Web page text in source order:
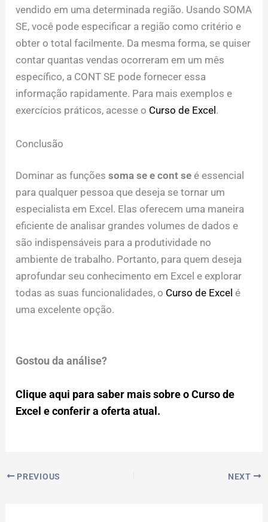
vendido em uma determinada região. Usando SOMA
SE, você pode especificar a região como critério e
obter o total facilmente. Da mesma forma, se quiser
contar quantas vendas ocorreram em um mês
específico, a CONT SE pode fornecer essa
informação rapidamente. Para mais exemplos e
exercícios práticos, acesse o Curso de Excel .
Conclusão
Dominar as funçõessoma se e cont se é essencial
para qualquer pessoa que deseja se tornar um
especialista em Excel. Elas oferecem uma maneira
eficiente de analisar grandes volumes de dados e
são indispensáveis para a produtividade no
ambiente de trabalho. Portanto, para quem deseja
aprofundar seu conhecimento em Excel e explorar
todas as suas funcionalidades, o Curso de Excel é
uma excelente opção.
Gostou da análise?
Clique aqui para saber mais sobre o Curso de
Excel e conferir a oferta atual.
PREVIOUS NEXT